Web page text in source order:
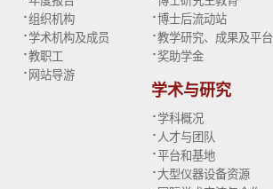
·组织机构
·学术机构及成员
·教职工
· 网站导游
·博士后流动站
·教学研究、成果及平台
·奖助学金
学术与研究
·学科概况
· 人才与团队
·平台和基地
·大型仪器设备资源